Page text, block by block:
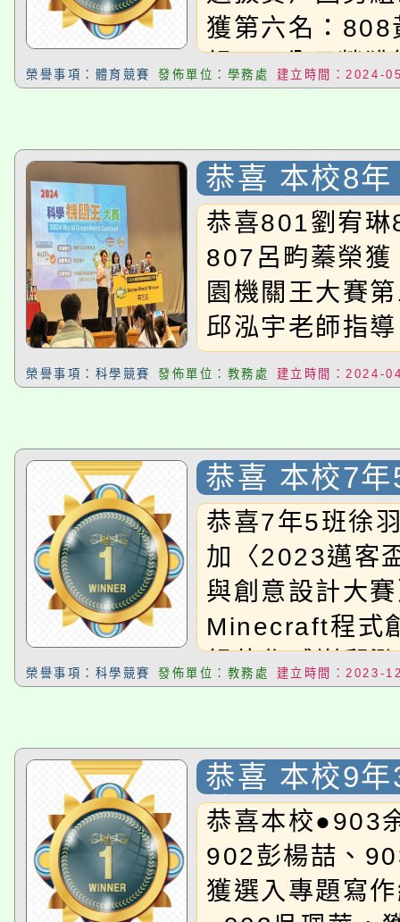
仲廷老師指導
獎同學！
獲第六名：808
組200公尺榮獲
808黃孝誠國
女組跳遠榮獲
劉鈺瑄感謝羅
導，恭喜以上
榮譽事項：體育競賽 發佈單位：學務處 建立時間：2024-
恭喜 本校8
琳 4班吳宥
蓁 同學參加
園機關王大
第三名
恭喜801劉宥
807呂畇蓁榮
園機關王大賽
邱泓宇老師指導
榮譽事項：科學競賽 發佈單位：教務處 建立時間：2024-
恭喜 本校7
汎 同學參加
客盃運算思
計大賽〉，
Minecraft程
國中組 佳作
恭喜7年5班徐
加〈2023邁客
與創意設計大
Minecraft程式
組佳作感謝邱
導。
榮譽事項：科學競賽 發佈單位：教務處 建立時間：2023-
恭喜 本校9
華 同學參加
112年度學生
競賽〉，榮
組 甲等
恭喜本校●903
902彭楊喆、
獲選入專題寫